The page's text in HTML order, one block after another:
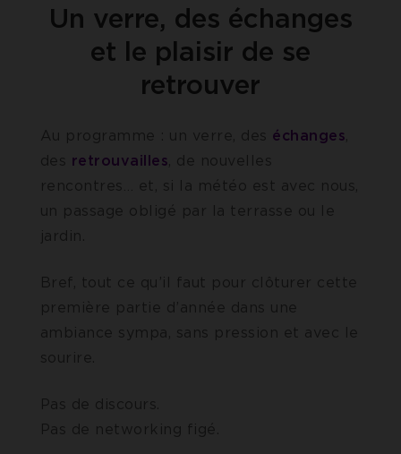
Un verre, des échanges
et le plaisir de se
retrouver
Au programme : un verre, des échanges,
des retrouvailles, de nouvelles
rencontres… et, si la météo est avec nous,
un passage obligé par la terrasse ou le
jardin.
Bref, tout ce qu’il faut pour clôturer cette
première partie d’année dans une
ambiance sympa, sans pression et avec le
sourire.
Pas de discours.
Pas de networking figé.